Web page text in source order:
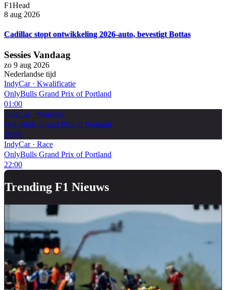
F1Head
8 aug 2026
Cadillac stopt ontwikkeling 2026-auto, bevestigt Bottas
Sessies Vandaag
zo 9 aug 2026
Nederlandse tijd
IndyCar· Kwalificatie
OnlyBulls Grand Prix of Portland
01:00
IndyCar· Warmup
OnlyBulls Grand Prix of Portland
19:00
IndyCar· Race
OnlyBulls Grand Prix of Portland
22:00
Trending F1 Nieuws